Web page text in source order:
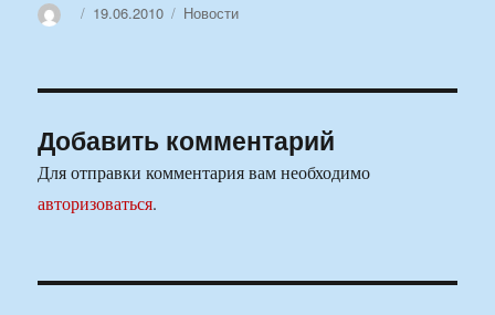
АвторОпубликовано
19.06.2010 Рубрики
Новости
Добавить комментарий
Для отправки комментария вам необходимо
авторизоваться.